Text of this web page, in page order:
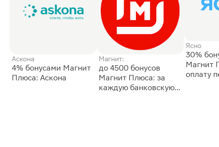
Аскона
4% бонусами Магнит
Плюса: Аскона
Магнит:
до 4500 бонусов
Магнит Плюса: за
каждую банковскую
Ясно
30%
Магнит
оплату